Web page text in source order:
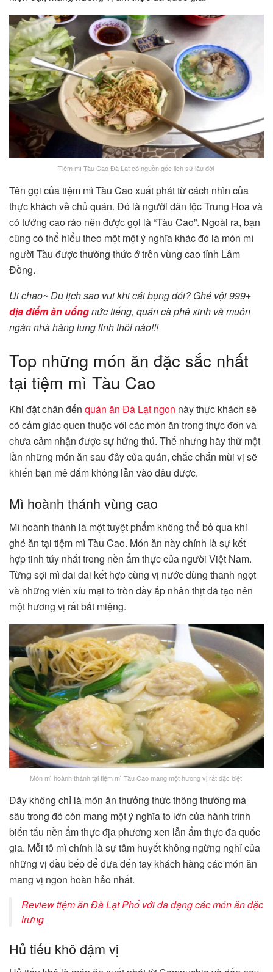
Tiệm mì Tàu Cao Đà Lạt có nguồn gốc lịch sử lâu đời
Tên gọi của tiệm mì Tàu Cao xuất phát từ cách nhìn của
thực khách về chủ quán. Đó là người dân tộc Trung Hoa và
có tướng cao ráo nên được gọi là “Tàu Cao”. Ngoài ra, bạn
cũng có thể hiểu theo một một ý nghĩa khác đó là món mì
người Tàu được thưởng thức ở trên vùng cao tỉnh Lâm
Đồng.
Ui chao~ Du lịch sao vui khi cái bụng đói? Ghé vội 999+
địa điểm ăn uốngnức tiếng, quán cà phê xinh và muôn
ngàn nhà hàng lung linh thôi nào!!!
Top những món ăn đặc sắc nhất
tại tiệm mì Tàu Cao
Khi đặt chân đến quán ăn Đà Lạt ngon này thực khách sẽ
có cảm giác quen thuộc với các món ăn trong thực đơn và
chưa cảm nhận được sự hứng thú. Thế nhưng hãy thử một
lần những món ăn sau đây của quán, chắc chắn mùi vị sẽ
khiến bạn mê đắm không lẫn vào đâu được.
Mì hoành thánh vùng cao
Mì hoành thánh là một tuyệt phẩm không thể bỏ qua khi
ghé ăn tại tiệm mì Tàu Cao. Món ăn này chính là sự kết
hợp tinh túy nhất trong nền ẩm thực của người Việt Nam.
Từng sợi mì dai dai kết hợp cùng vị nước dùng thanh ngọt
và những viên xíu mại to tròn đầy ắp nhân thịt đã tạo nên
một hương vị rất bắt miệng.
Món mì hoành thánh tại tiệm mì Tàu Cao mang một hương vị rất đặc biệt
Đây không chỉ là món ăn thưởng thức thông thường mà
sâu trong đó còn mang một ý nghĩa to lớn của hành trình
biến tấu nền ẩm thực địa phương xen lẫn ẩm thực đa quốc
gia. Mỗi tô mì chính là sự tâm huyết không ngừng nghỉ của
những vị đầu bếp để đưa đến tay khách hàng các món ăn
mang vị ngon hoàn hảo nhất.
Review tiệm ăn Đà Lạt Phố với đa dạng các món ăn đặc
trưng
Hủ tiếu khô đậm vị